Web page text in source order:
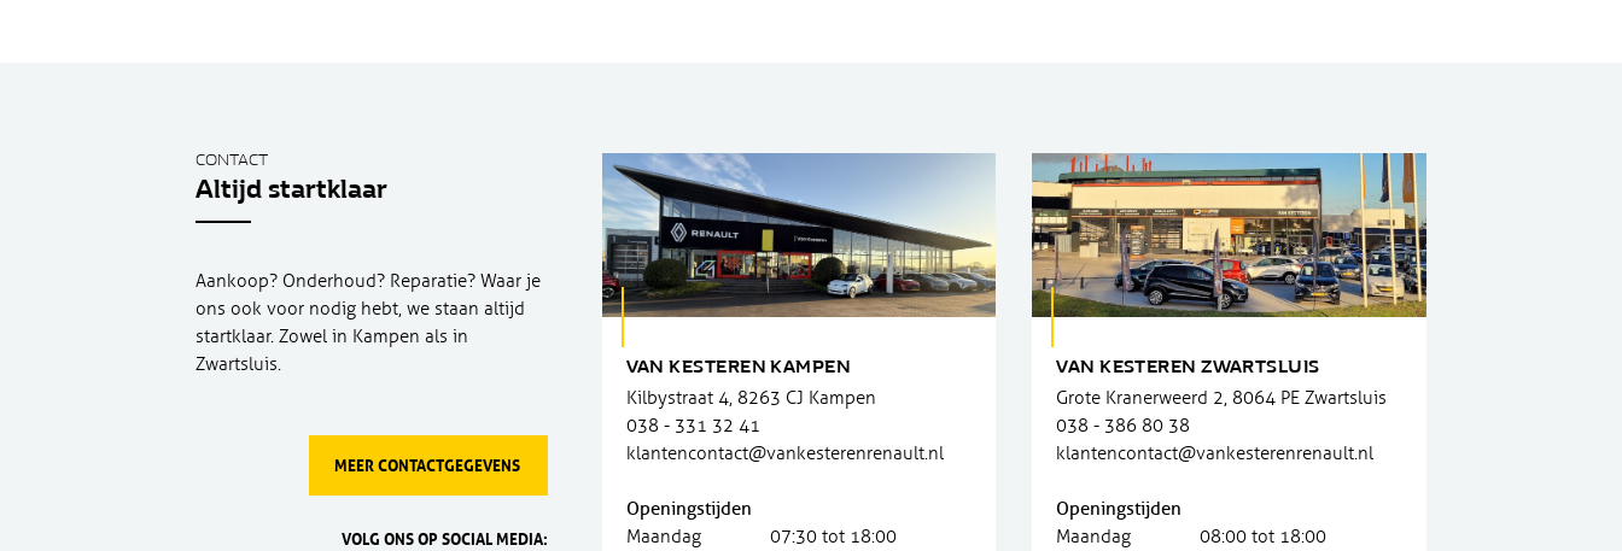
CONTACT
Altijd startklaar
Aankoop? Onderhoud? Reparatie? Waar je
ons ook voor nodig hebt, we staan altijd
startklaar. Zowel in Kampen als in
Zwartsluis.
MEER CONTACTGEGEVENS
VOLG ONS OP SOCIAL MEDIA:
VAN KESTEREN KAMPEN
Kilbystraat 4, 8263 CJ Kampen
038 - 331 32 41
klantencontact@vankesterenrenault.nl
Openingstijden
Maandag
07:30 tot 18:00
VAN KESTEREN ZWARTSLUIS
Grote Kranerweerd 2, 8064 PE Zwartsluis
038 - 386 80 38
klantencontact@vankesterenrenault.nl
Openingstijden
Maandag
08:00 tot 18:00